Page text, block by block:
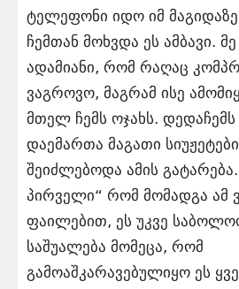
ტელეფონი იდო იმ
ჩემთან მოხვდა ეს ამბავი.
ადამიანი, რომ რაღაც
ვაგროვო, მაგრამ ისე
მთელ ჩემს ოჯახს.
დაემართა მაგათი
შეიძლებოდა ამის
პირველი“ რომ მომადგა ამ
ფაილებით, ეს უკვე
საშუალება მომეცა, რომ
გამოაშკარავებულიყო ეს